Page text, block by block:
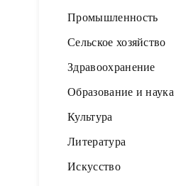
Промышленность
Сельское хозяйство
Здравоохранение
Образование и наука
Культура
Литература
Искусство